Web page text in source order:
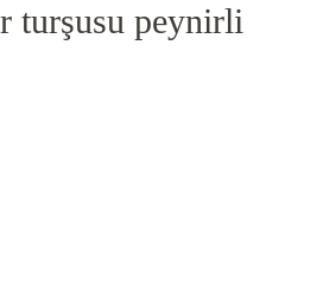
turşusu peynirli